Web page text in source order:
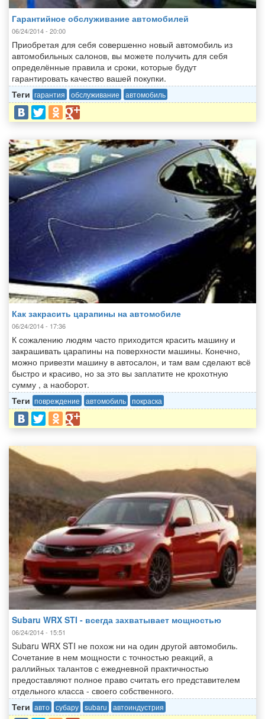
Гарантийное обслуживание автомобилей
06/24/2014 - 20:00
Приобретая для себя совершенно новый автомобиль из
автомобильных салонов, вы можете получить для себя
определённые правила и сроки, которые будут
гарантировать качество вашей покупки.
Теги гарантия обслуживание автомобиль
Как закрасить царапины на автомобиле
06/24/2014 - 17:36
К сожалению людям часто приходится красить машину и
закрашивать царапины на поверхности машины. Конечно,
можно привезти машину в автосалон, и там вам сделают всё
быстро и красиво, но за это вы заплатите не крохотную
сумму , а наоборот.
Теги повреждение автомобиль покраска
Subaru WRX STI - всегда захватывает мощностью
06/24/2014 - 15:51
Subaru WRX STI не похож ни на один другой автомобиль.
Сочетание в нем мощности с точностью реакций, а
раллийных талантов с ежедневной практичностью
предоставляют полное право считать его представителем
отдельного класса - своего собственного.
Теги авто субару subaru автоиндустрия